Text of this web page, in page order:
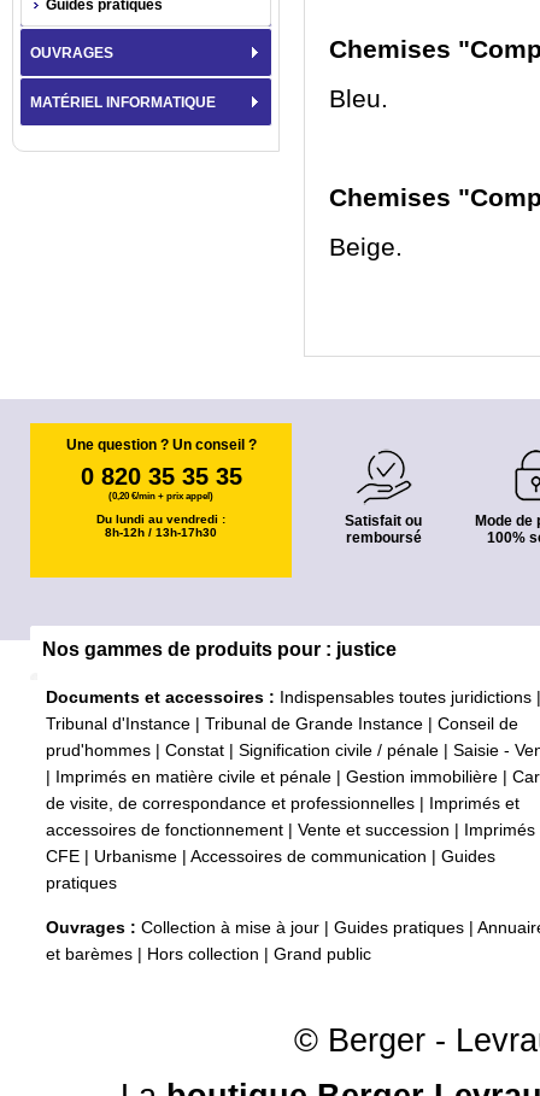
Chemises
Bleu.
Chemises
Beige.
Guides pratiques
OUVRAGES
MATÉRIEL INFORMATIQUE
Une question ? Un conseil ?
0 820 35 35 35
(0,20 €/min + prix appel)
Du lundi au vendredi :
8h-12h / 13h-17h30
Satisfait ou
remboursé
Mode de
100%
Nos gammes de produits pour : justice
Documents et accessoires : Indispensables toutes juridictions
Tribunal d'Instance
Tribunal de Grande Instance
Conseil de
prud'hommes
Constat Signification civile / pénale
Saisie -
Imprimés en matière civile et pénale Gestion immobilière
de visite, de correspondance et professionnelles
Imprimés et
accessoires de fonctionnement
Vente et succession
Imprimés
CFE
Urbanisme Accessoires de communication
Guides
pratiques
Ouvrages : Collection à mise à jour Guides pratiques
et barèmes
Hors collection Grand public
© Berger -